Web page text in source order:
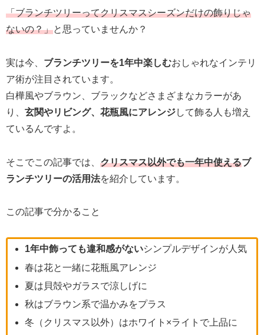
「ブランチツリーってクリスマスシーズンだけの飾りじゃ
ないの？」と思っていませんか？
実は今、 ブランチツリーを1年中楽しむおしゃれなインテリ
ア術が注目されています。
白樺風やブラウン、ブラックなどさまざまなカラーがあ
り、 玄関やリビング、花瓶風にアレンジして飾る人も増え
ているんですよ。
そこでこの記事では、 クリスマス以外でも一年中使えるブ
ランチツリーの活用法を紹介しています。
この記事で分かること
1年中飾っても違和感がないシンプルデザインが人気
春は花と一緒に花瓶風アレンジ
夏は貝殻やガラスで涼しげに
秋はブラウン系で温かみをプラス
冬（クリスマス以外）はホワイト×ライトで上品に